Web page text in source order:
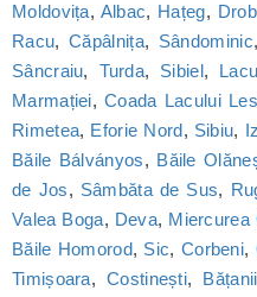
Moldovița, Albac, Hațeg,
Racu,Căpâlnița, Sândominic,
Sâncraiu, Turda, Sibiel,
Marmației,Coada Lacului
Rimetea, Eforie Nord, Sibiu,
Băile Bálványos, Băile
de Jos, Sâmbăta de Sus,
Valea Boga, Deva, Miercurea
Băile Homorod, Sic, Corbeni,
Timișoara,Costinești,